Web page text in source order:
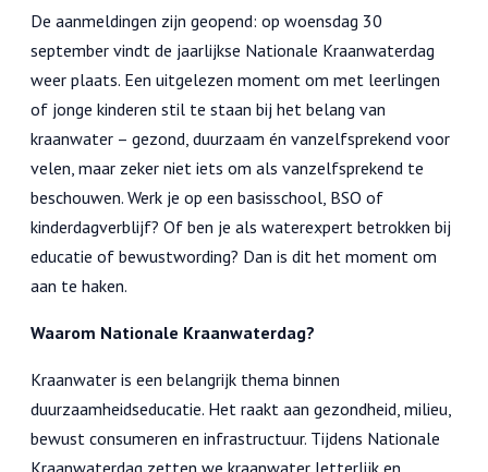
De aanmeldingen zijn geopend: op woensdag 30
september vindt de jaarlijkse Nationale Kraanwaterdag
weer plaats. Een uitgelezen moment om met leerlingen
of jonge kinderen stil te staan bij het belang van
kraanwater – gezond, duurzaam én vanzelfsprekend voor
velen, maar zeker niet iets om als vanzelfsprekend te
beschouwen. Werk je op een basisschool, BSO of
kinderdagverblijf? Of ben je als waterexpert betrokken bij
educatie of bewustwording? Dan is dit het moment om
aan te haken.
Waarom Nationale Kraanwaterdag?
Kraanwater is een belangrijk thema binnen
duurzaamheidseducatie. Het raakt aan gezondheid, milieu,
bewust consumeren en infrastructuur. Tijdens Nationale
Kraanwaterdag zetten we kraanwater letterlijk en